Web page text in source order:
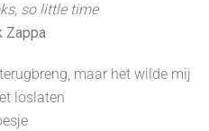
so little time
Zappa
maar het wilde mij
loslaten